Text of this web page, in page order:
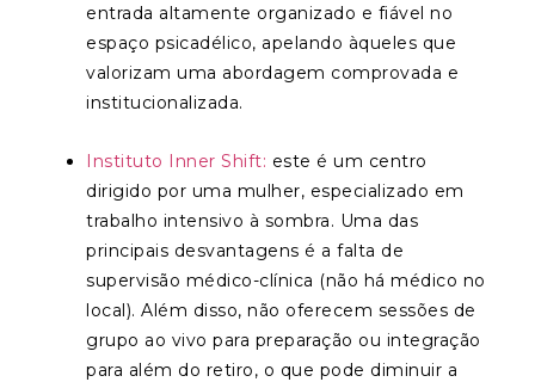
entrada altamente organizado e fiável no
espaço psicadélico, apelando àqueles que
valorizam uma abordagem comprovada e
institucionalizada.
Instituto Inner Shift: este é um centro
dirigido por uma mulher, especializado em
trabalho intensivo à sombra. Uma das
principais desvantagens é a falta de
supervisão médico-clínica (não há médico no
local). Além disso, não oferecem sessões de
grupo ao vivo para preparação ou integração
para além do retiro, o que pode diminuir a